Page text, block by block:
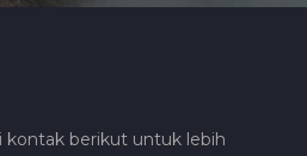
kontak berikut untuk lebih